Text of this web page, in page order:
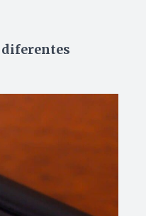
diferentes